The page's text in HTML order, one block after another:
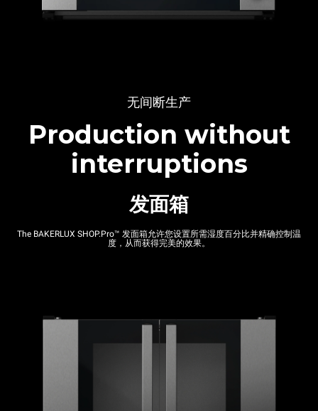
无间断生产
Production without
interruptions
发面箱
The BAKERLUX SHOP.Pro™ 发面箱允许您设置所需湿度百分比并精确控制温
度，从而获得完美的效果。